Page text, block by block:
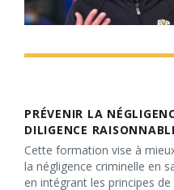
PRÉVENIR LA
DILIGENCE
Cette formation vise à
la négligence criminelle en
en intégrant les principes